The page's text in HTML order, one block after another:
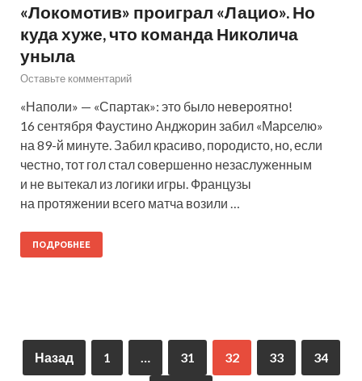
«Локомотив» проиграл «Лацио». Но
куда хуже, что команда Николича
уныла
Оставьте комментарий
«Наполи» — «Спартак»: это было невероятно!
16 сентября Фаустино Анджорин забил «Марселю»
на 89-й минуте. Забил красиво, породисто, но, если
честно, тот гол стал совершенно незаслуженным
и не вытекал из логики игры. Французы
на протяжении всего матча возили …
ПОДРОБНЕЕ
Назад 1 31 32 33 34